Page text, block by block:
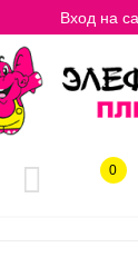
Вход на
0